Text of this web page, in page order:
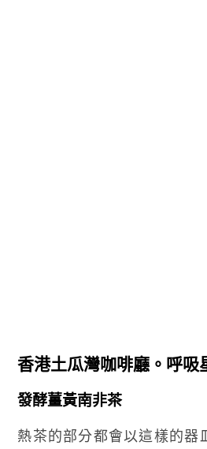
香港土瓜灣咖啡廳。呼吸
發酵薑黃南非茶
熱茶的部分都會以這樣的器